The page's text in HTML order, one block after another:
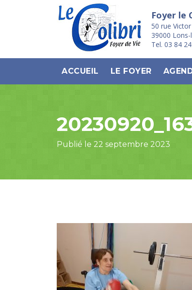
Foyer le
50 rue
39000
Tel. 03 84
ACCUEIL LE FOYER
Publié le 22 septembre 2023